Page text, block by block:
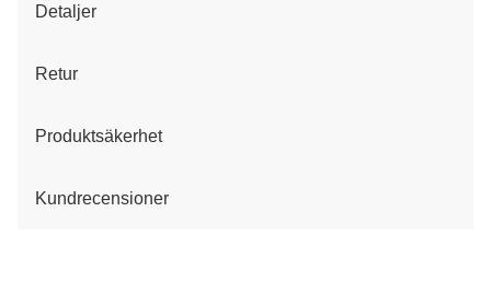
Detaljer
Retur
Produktsäkerhet
Kundrecensioner